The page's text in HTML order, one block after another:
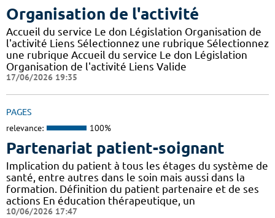
Organisation de l'activité
Accueil du service Le don Législation Organisation de
l'activité Liens Sélectionnez une rubrique Sélectionnez
une rubrique Accueil du service Le don Législation
Organisation de l'activité Liens Valide
17/06/2026 19:35
PAGES
relevance: 100%
Partenariat patient-soignant
Implication du patient à tous les étages du système de
santé, entre autres dans le soin mais aussi dans la
formation. Définition du patient partenaire et de ses
actions En éducation thérapeutique, un
10/06/2026 17:47